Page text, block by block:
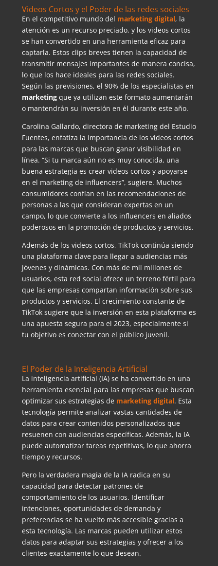
Videos Cortos y el Poder de las redes sociales
En el competitivo mundo del marketing digital, la
atención es un recurso preciado, y los videos cortos
se han convertido en una herramienta eficaz para
captarla. Estos clips breves tienen la capacidad de
transmitir mensajes importantes de manera concisa,
lo que los hace ideales para las redes sociales.
Según las previsiones, el 90% de los especialistas en
marketingque ya utilizan este formato aumentarán
o mantendrán su inversión en él durante este año.
Carolina Gallardo, directora de marketing del Estudio
Fuentes, enfatiza la importancia de los videos cortos
para las marcas que buscan ganar visibilidad en
línea. “Si tu marca aún no es muy conocida, una
buena estrategia es crear videos cortos y apoyarse
en el marketing de influencers”, sugiere. Muchos
consumidores confían en las recomendaciones de
personas a las que consideran expertas en un
campo, lo que convierte a los influencers en aliados
poderosos en la promoción de productos y servicios.
Además de los videos cortos, TikTok continúa siendo
una plataforma clave para llegar a audiencias más
jóvenes y dinámicas. Con más de mil millones de
usuarios, esta red social ofrece un terreno fértil para
que las empresas compartan información sobre sus
productos y servicios. El crecimiento constante de
TikTok sugiere que la inversión en esta plataforma es
una apuesta segura para el 2023, especialmente si
tu objetivo es conectar con el público juvenil.
El Poder de la Inteligencia Artificial
La inteligencia artificial (IA) se ha convertido en una
herramienta esencial para las empresas que buscan
optimizar sus estrategias de marketing digital. Esta
tecnología permite analizar vastas cantidades de
datos para crear contenidos personalizados que
resuenen con audiencias específicas. Además, la IA
puede automatizar tareas repetitivas, lo que ahorra
tiempo y recursos.
Pero la verdadera magia de la IA radica en su
capacidad para detectar patrones de
comportamiento de los usuarios. Identificar
intenciones, oportunidades de demanda y
preferencias se ha vuelto más accesible gracias a
esta tecnología. Las marcas pueden utilizar estos
datos para adaptar sus estrategias y ofrecer a los
clientes exactamente lo que desean.